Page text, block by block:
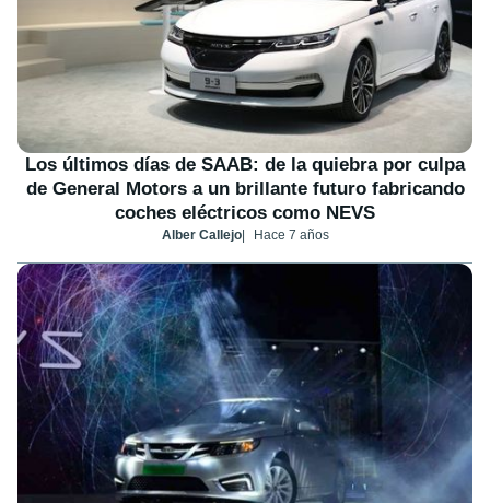
Los últimos días de SAAB: de la quiebra por culpa
de General Motors a un brillante futuro fabricando
coches eléctricos como NEVS
Alber Callejo Hace 7 años